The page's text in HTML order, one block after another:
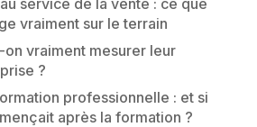
vraiment sur le terrain
on vraiment mesurer leur
?
professionnelle : et si
après la formation ?